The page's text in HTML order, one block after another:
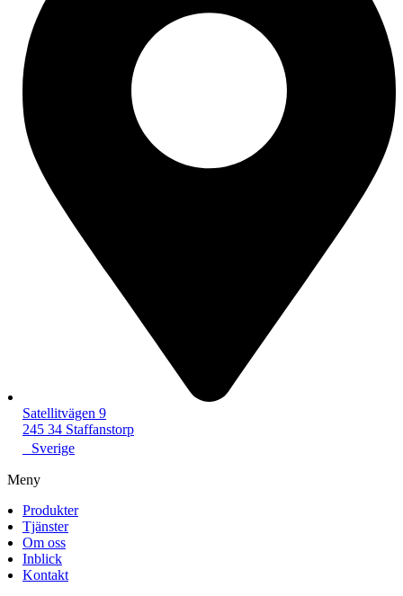
Satellitvägen 9
245 34 Staffanstorp
Sverige
Meny
Produkter
Tjänster
Om oss
Inblick
Kontakt